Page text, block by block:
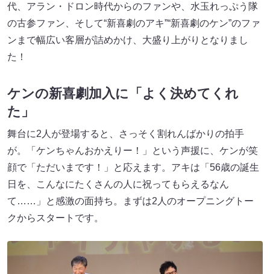
代、アラン・ドロン時代からのファンや、水玉れっぷう隊
の古参ファン、そして“新喜劇のアキ”“新喜劇のケン”のファ
ンまで幅広い客層が詰めかけ、大盛り上がりとなりまし
た！
ケンの新喜劇加入に「よく決めてくれ
た」
舞台に2人が登場すると、さっそく割れんばかりの拍手
が。「ケンちゃんおかえりー！」という声援に、ケンが笑
顔で「ただいまです！」と応えます。アキは「56歳の誕生
日を、こんなにたくさんの人に祝ってもらえるなん
て……」と感激の面持ち。まずは2人のオープニングトー
クからスタートです。